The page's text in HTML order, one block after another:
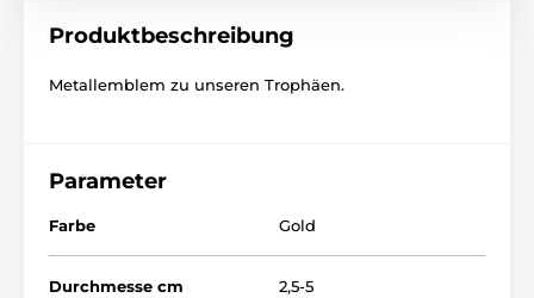
Produktbeschreibung
Metallemblem zu unseren Trophäen.
Parameter
Farbe Gold
Durchmesse cm 2,5-5